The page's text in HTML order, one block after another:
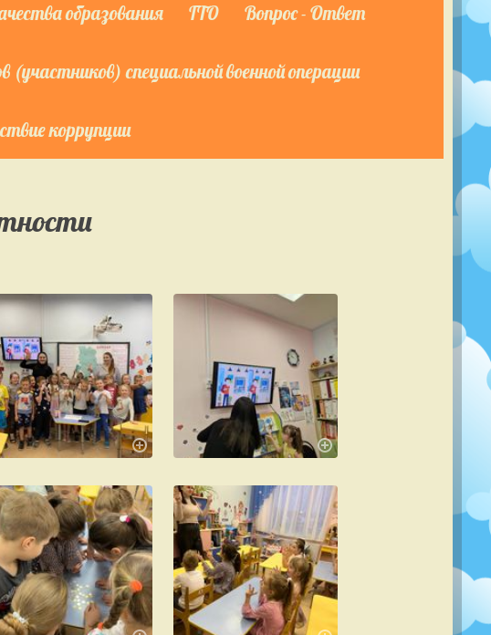
образования ГТО Вопрос - Ответ
специальной военной операции
коррупции